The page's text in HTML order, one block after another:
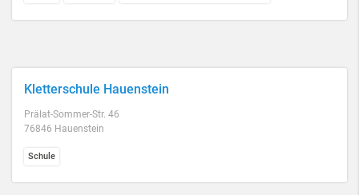
Kletterschule Hauenstein
Prälat-Sommer-Str. 46
76846 Hauenstein
Schule